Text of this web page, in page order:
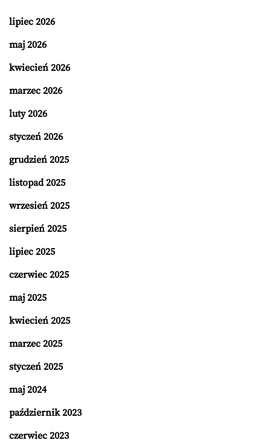
lipiec 2026
maj 2026
kwiecień 2026
marzec 2026
luty 2026
styczeń 2026
grudzień 2025
listopad 2025
wrzesień 2025
sierpień 2025
lipiec 2025
czerwiec 2025
maj 2025
kwiecień 2025
marzec 2025
styczeń 2025
maj 2024
październik 2023
czerwiec 2023